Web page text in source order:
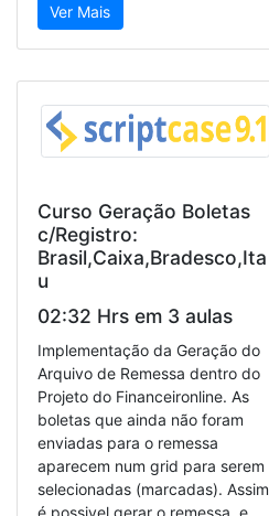
Ver Mais
Curso Geração Boletas
c/Registro:
Brasil,Caixa,Bradesco,Ita
u
02:32 Hrs em 3 aulas
Implementação da Geração do
Arquivo de Remessa dentro do
Projeto do Financeironline. As
boletas que ainda não foram
enviadas para o remessa
aparecem num grid para serem
selecionadas (marcadas). Assim